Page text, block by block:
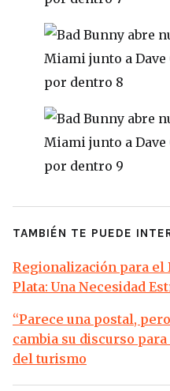
TAMBIÉN TE PUEDE
Regionalización para el
Plata: Una Necesidad
“Parece una postal,
cambia su discurso
del turismo